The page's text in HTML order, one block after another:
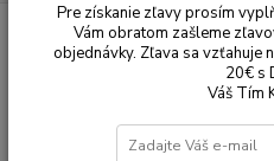
Tonery a náplne do tlačiarní
V tejto kategórii nebol nájdený
Pre získanie zľavy prosím
Vám obratom zašleme
objednávky. Zľava sa vzťahuje
20€ s
Váš Tím